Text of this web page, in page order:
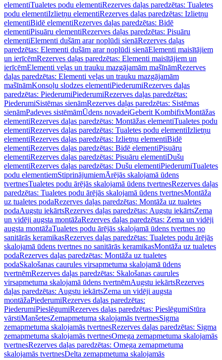
elementiTualetes podu elementiRezerves daļas paredzētas: Tualetes
podu elementiIzlietņu elementiRezerves daļas paredzētas: Izlietņu
elementiBidē elementiRezerves daļas paredzētas: Bidē
elementiPisuāru elementiRezerves daļas paredzētas: Pisuāru
elementiElementi dušām arar noplūdi sienāRezerves daļas
paredzētas: Elementi dušām arar noplūdi sienāElementi maisītājiem
un ierīcēmRezerves daļas paredzētas: Elementi maisītājiem un
ierīcēmElementi veļas un trauku mazgājamām mašīnāmRezerves
daļas paredzētas: Elementi veļas un trauku mazgājamām
mašīnāmKonsoļu slodzes elementiPiederumiRezerves daļas
paredzētas: PiederumiPiederumiRezerves daļas paredzētas:
PiederumiSistēmas sienāmRezerves daļas paredzētas: Sistēmas
sienāmPadeves sistēmāmŪdens novadeiGeberit KombifixMontāžas
elementiRezerves daļas paredzētas: Montāžas elementiTualetes podu
elementiRezerves daļas paredzētas: Tualetes podu elementiIzlietņu
elementiRezerves daļas paredzētas: Izlietņu elementiBidē
elementiRezerves daļas paredzētas: Bidē elementiPisuāru
elementiRezerves daļas paredzētas: Pisuāru elementiDušu
elementiRezerves daļas paredzētas: Dušu elementiPiederumiTualetes
podu elementiemStiprinājumiemĀrējās skalojamā ūdens
tvertnesTualetes podu ārējās skalojamā ūdens tvertnesRezerves daļas
paredzētas: Tualetes podu ārējās skalojamā ūdens tvertnesMontāža
uz tualetes podaRezerves daļas paredzētas: Montāža uz tualetes
podaAugstu iekārtsRezerves daļas paredzētas: Augstu iekārtsZema
un vidēji augsta montāžaRezerves daļas paredzētas: Zema un vidēji
augsta montāžaTualetes podu ārējās skalojamā ūdens tvertnes no
sanitārās keramikasRezerves daļas paredzētas: Tualetes podu ārējās
skalojamā ūdens tvertnes no sanitārās keramikasMontāža uz tualetes
podaRezerves daļas paredzētas: Montāža uz tualetes
podaSkalošanas caurules virsapmetuma skalojamā ūdens
tvertnēmRezerves daļas paredzētas: Skalošanas caurules
virsapmetuma skalojamā ūdens tvertnēmAugstu iekārtsRezerves
daļas paredzētas: Augstu iekārtsZema un vidēji augsta
montāžaPiederumiRezerves daļas paredzētas:
PiederumiPieslēgumiRezerves daļas paredzētas: PieslēgumiStūra
vārstiManšetesZemapmetuma skalojamās tvertnesSigma
zemapmetuma skalojamās tvertnesRezerves daļas paredzētas: Sigma
zemapmetuma skalojamās tvertnesOmega zemapmetuma skalojamās
tvertnesRezerves daļas paredzētas: Omega zemapmetuma
skalojamās tvertnesDelta zemapmetuma skalojamās